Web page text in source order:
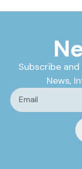
Subscribe
News,